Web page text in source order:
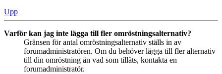
Upp
Varför kan jag inte lägga till fler omröstningsalternativ?
Gränsen för antal omröstningsalternativ ställs in av
forumadministratören. Om du behöver lägga till fler alternativ
till din omröstning än vad som tillåts, kontakta en
forumadministratör.